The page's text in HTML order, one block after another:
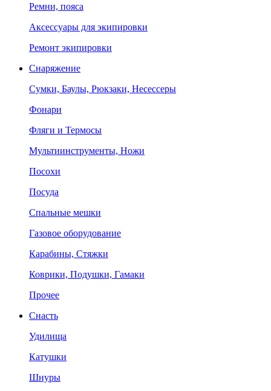
Ремни, пояса
Аксессуары для экипировки
Ремонт экипировки
Снаряжение
Сумки, Баулы, Рюкзаки, Несессеры
Фонари
Фляги и Термосы
Мультиинструменты, Ножи
Посохи
Посуда
Спальные мешки
Газовое оборудование
Карабины, Стяжки
Коврики, Подушки, Гамаки
Прочее
Снасть
Удилища
Катушки
Шнуры